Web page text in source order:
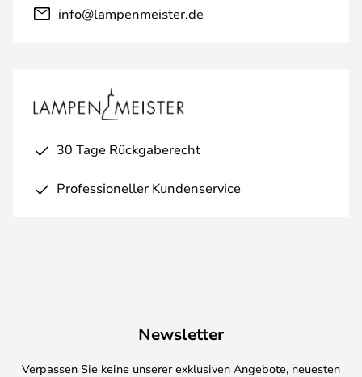
info@lampenmeister.de
30 Tage Rückgaberecht
Professioneller Kundenservice
Newsletter
Verpassen Sie keine unserer exklusiven Angebote, neuesten